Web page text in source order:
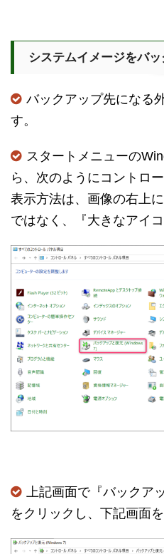
システムイメージをバ
バックアップ先になる
す。
スタートメニューの
ら、次のようにコントロ
表示方法は、画像の右上
ではなく、『大きなアイ
上記画面で『バックア
をクリックし、下記画面を